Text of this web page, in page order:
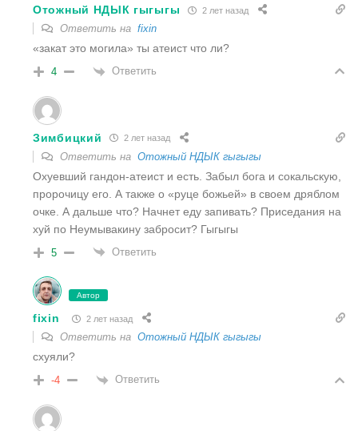
Отожный НДЫК гыгыгы 2 лет назад
Ответить на fixin
«закат это могила» ты атеист что ли?
4 Ответить
Зимбицкий 2 лет назад
Ответить на Отожный НДЫК гыгыгы
Охуевший гандон-атеист и есть. Забыл бога и сокальскую,
пророчицу его. А также о «руце божьей» в своем дряблом
очке. А дальше что? Начнет еду запивать? Приседания на
хуй по Неумывакину забросит? Гыгыгы
5 Ответить
Автор
fixin 2 лет назад
Ответить на Отожный НДЫК гыгыгы
схуяли?
-4 Ответить